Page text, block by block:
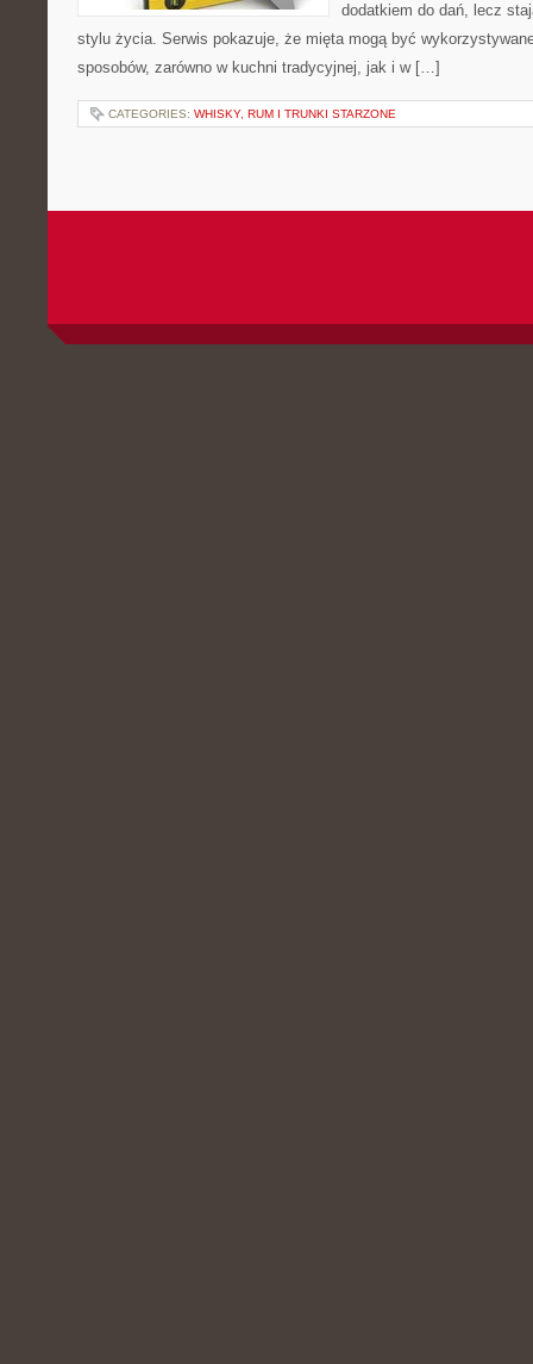
dodatkiem do dań, lecz
stylu życia. Serwis pokazuje, że mięta mogą być
sposobów, zarówno w kuchni tradycyjnej, jak i w […]
CATEGORIES: WHISKY, RUM I TRUNKI STARZONE